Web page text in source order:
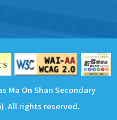
Ma On Shan Secondary
All rights reserved.